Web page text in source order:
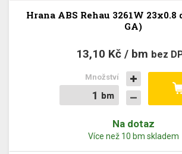
Hrana ABS Rehau 3261W 23x0.8
GA)
13,10 Kč / bm bez
bm
bm
Množství
Na dotaz
Více než 10 bm skladem